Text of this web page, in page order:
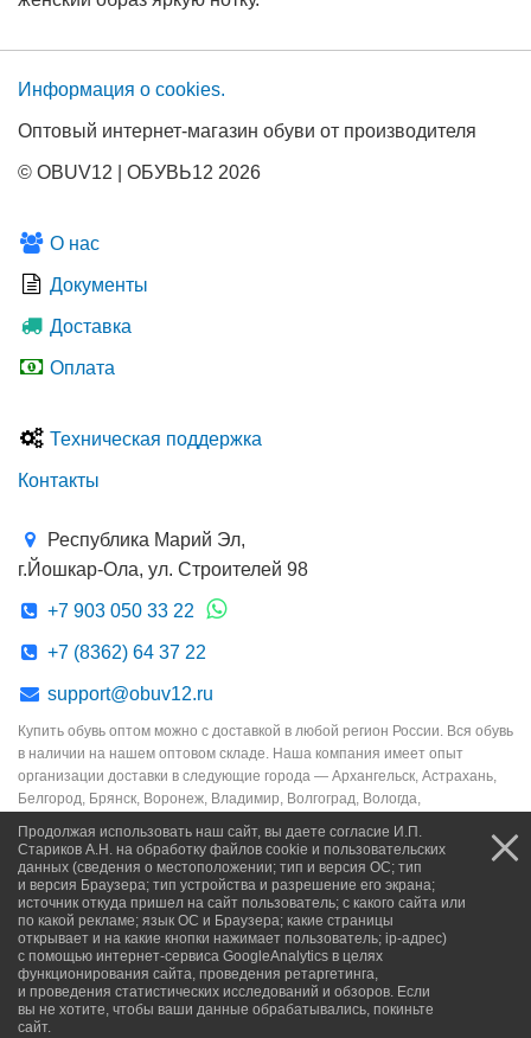
Информация о сооkies.
Оптовый интернет-магазин обуви от производителя
© OBUV12 | ОБУВЬ12 2026
О нас
Документы
Доставка
Оплата
Техническая поддержка
Контакты
Республика Марий Эл,
г.Йошкар-Ола, ул. Строителей 98
+7 903 050 33 22
+7 (8362) 64 37 22
support@obuv12.ru
Купить обувь оптом можно с доставкой в любой регион России. Вся обувь
в наличии на нашем оптовом складе. Наша компания имеет опыт
организации доставки в следующие города — Архангельск, Астрахань,
Белгород, Брянск, Воронеж, Владимир, Волгоград, Вологда,
Екатеринбург, Иваново, Ижевск, Йошкар-Ола, Казань, Киров, Кострома,
Краснодар, Курск, Липецк, Москва, Мурманск, Набережные Челны,
Новосибирск, Нижний Новгород, Омск, Орёл, Оренбург, Пенза, Пермь,
Петрозаводск, Псков, Ростов-на-Дону, Рязань, Самара, Санкт-Петербург,
Саранск, Саратов, Смоленск, Сочи, Сыктывкар, Тамбов, Тверь, Тула,
Тольятти, Ульяновск, Уфа, Чебоксары, Челябинск, Элиста, Ярославль и
др.
Продолжая использовать наш сайт, вы даете согласие И.П.
Стариков А.Н. на обработку файлов cookie и пользовательских
данных (сведения о местоположении; тип и версия ОС; тип
и версия Браузера; тип устройства и разрешение его экрана;
источник откуда пришел на сайт пользователь; с какого сайта или
по какой рекламе; язык ОС и Браузера; какие страницы
открывает и на какие кнопки нажимает пользователь; ip-адрес)
с помощью интернет-сервиса GoogleAnalytics в целях
функционирования сайта, проведения ретаргетинга,
и проведения статистических исследований и обзоров. Если
вы не хотите, чтобы ваши данные обрабатывались, покиньте
сайт.